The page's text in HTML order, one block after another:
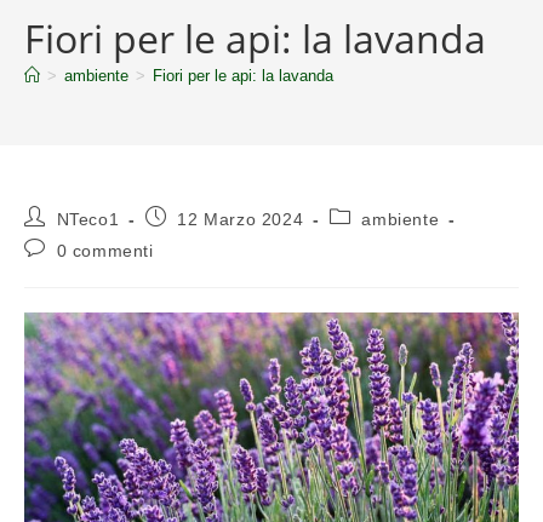
Fiori per le api: la lavanda
> ambiente > Fiori per le api: la lavanda
NTeco1 12 Marzo 2024
ambiente
0 commenti